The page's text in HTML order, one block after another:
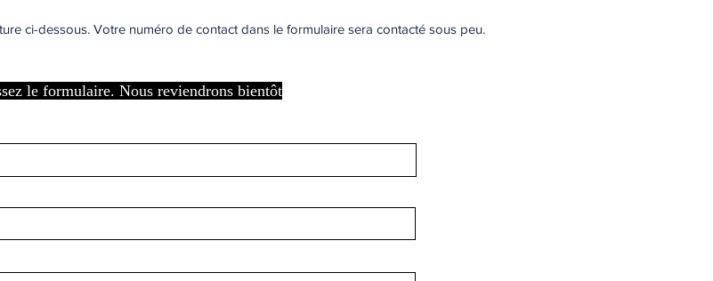
ci-dessous. Votre numéro de contact dans le formulaire sera contacté sous peu.
le formulaire. Nous reviendrons bientôt